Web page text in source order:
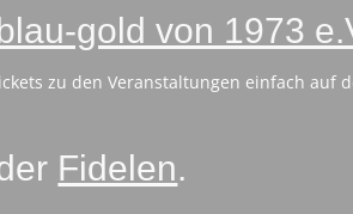
gold von 1973
zu den Veranstaltungen einfach auf
Fidelen.